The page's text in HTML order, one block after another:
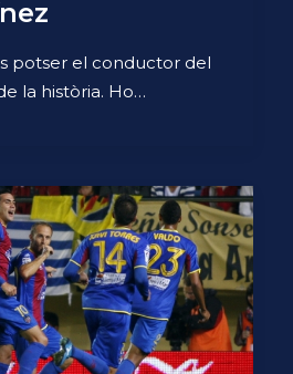
potser el conductor del
la història. Ho…